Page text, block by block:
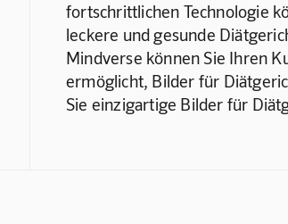
fortschrittlichen Technologie
leckere und gesunde
Mindverse können Sie Ihren
ermöglicht, Bilder für
Sie einzigartige Bilder für